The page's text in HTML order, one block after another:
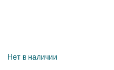
Нет в наличии